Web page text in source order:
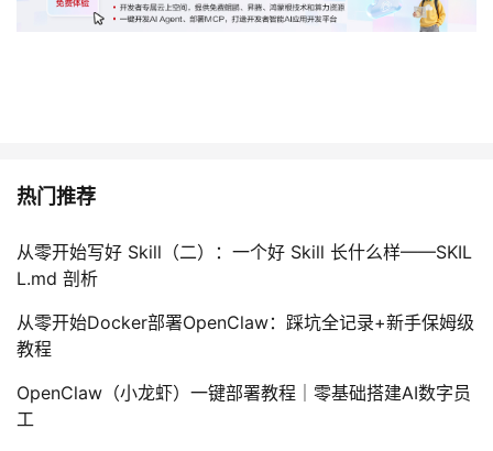
热门推荐
从零开始写好 Skill（二）：一个好 Skill 长什么样——SKIL
L.md 剖析
从零开始Docker部署OpenClaw：踩坑全记录+新手保姆级
教程
OpenClaw（小龙虾）一键部署教程｜零基础搭建AI数字员
工